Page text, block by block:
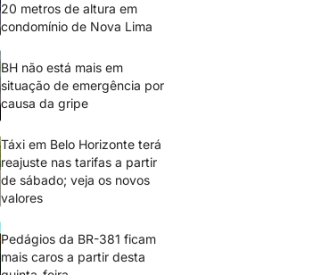
20 metros de altura em
condomínio de Nova Lima
BH não está mais em
situação de emergência por
causa da gripe
Táxi em Belo Horizonte terá
reajuste nas tarifas a partir
de sábado; veja os novos
valores
Pedágios da BR-381 ficam
mais caros a partir desta